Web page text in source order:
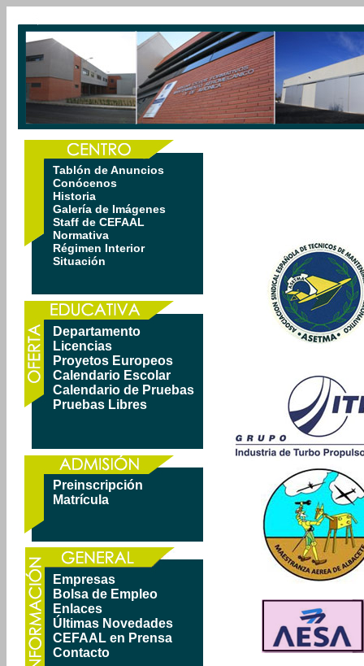
Tablón de Anuncios
Conócenos
Historia
Galería de Imágenes
Staff de CEFAAL
Normativa
Régimen Interior
Situación
Departamento
Licencias
Proyetos Europeos
Calendario Escolar
Calendario de Pruebas
Pruebas Libres
Preinscripción
Matrícula
Empresas
Bolsa de Empleo
Enlaces
Últimas Novedades
CEFAAL en Prensa
Contacto